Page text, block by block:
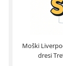
Moški
dresi